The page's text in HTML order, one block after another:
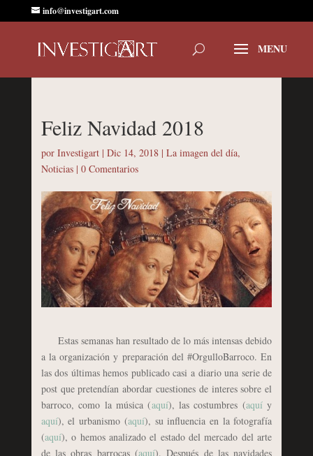
info@investigart.com
Feliz Navidad 2018
por Investigart| Dic 14, 2018| La imagen del día,
Noticias| 0 Comentarios
Estas semanas han resultado de lo más intensas debido
a la organización y preparación del #OrgulloBarroco. En
las dos últimas hemos publicado casi a diario una serie de
post que pretendían abordar cuestiones de interes sobre el
barroco, como la música (aquí), las costumbres (aquíy
aquí), el urbanismo (aquí), su influencia en la fotografía
(aquí), o hemos analizado el estado del mercado del arte
de las obras barrocas (aquí). Después de las navidades